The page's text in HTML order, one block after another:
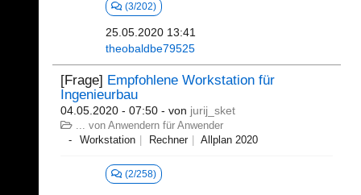
(3/202)
25.05.2020 13:41
theobaldbe79525
[Frage] Empfohlene Workstation für
Ingenieurbau
04.05.2020 - 07:50 - von jurij_sket
... von Anwendern für Anwender
Workstation
Rechner Allplan 2020
(2/258)